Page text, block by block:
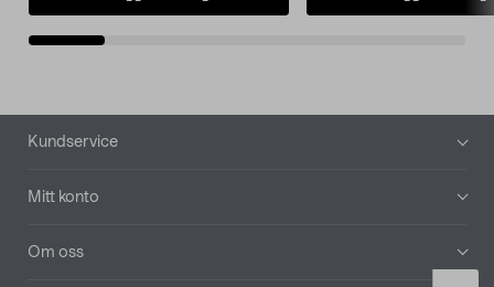
Sidfot
Kundservice
Mitt konto
Om oss